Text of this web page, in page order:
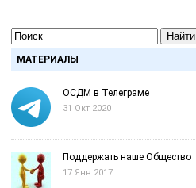
Найти
МАТЕРИАЛЫ
ОСДМ в Телеграме
31 Окт 2020
Поддержать наше Общество
17 Янв 2017